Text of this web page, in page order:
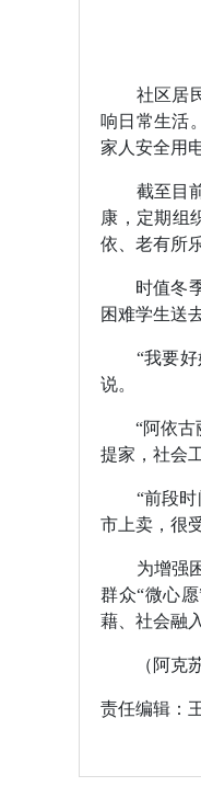
社区居民
响日常生活
家人安全用
截至目前
康，定期组
依、老有所乐
时值冬季
困难学生送
“我要好好
说。
“阿依古丽
提家，社会
“前段时间
市上卖，很
为增强困
群众“微心
藉、社会融
（阿克苏
责任编辑：